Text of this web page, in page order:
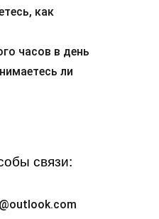
как
часов в день
ли
связи: